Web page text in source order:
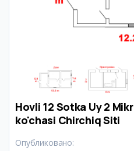
Hovli 12 Sotka Uy 2
ko'chasi Chirchiq Siti
Опубликовано: